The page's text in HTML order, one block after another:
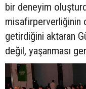
bir deneyim
misafirperverliğinin
getirdiğini aktaran
değil, yaşanması